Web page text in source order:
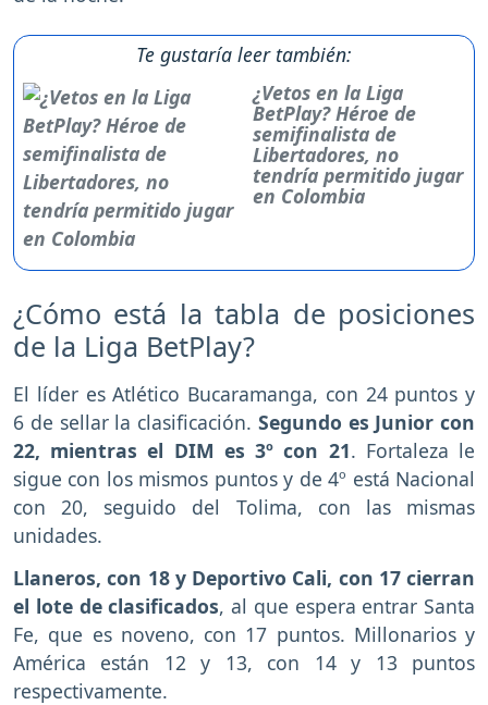
Te gustaría leer también:
¿Vetos en la Liga
BetPlay? Héroe de
semifinalista de
Libertadores, no
tendría permitido jugar
en Colombia
¿Cómo está la tabla de posiciones
de la Liga BetPlay?
El líder es Atlético Bucaramanga, con 24 puntos y
6 de sellar la clasificación. Segundo es Junior con
22, mientras el DIM es 3º con 21. Fortaleza le
sigue con los mismos puntos y de 4º está Nacional
con 20, seguido del Tolima, con las mismas
unidades.
Llaneros, con 18 y Deportivo Cali, con 17 cierran
el lote de clasificados, al que espera entrar Santa
Fe, que es noveno, con 17 puntos. Millonarios y
América están 12 y 13, con 14 y 13 puntos
respectivamente.